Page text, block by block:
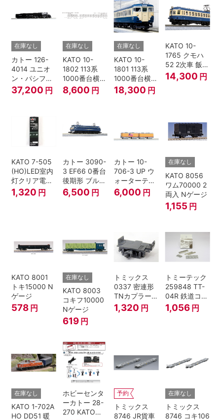
在庫なし
カトー 126-
4014 ユニオ
ン・パシフィ
ック鉄道 ビッ
グボーイ＃
37,200 円
在庫なし
KATO 10-
1802 113系
1000番台横須
賀・総武快速
線 増結4両セ
8,600 円
在庫なし
KATO 10-
1801 113系
1000番台横須
賀・総武快速
線 基本7両セ
18,300 円
KATO 10-
1765 クモハ
52 2次車 飯田
線 4両セット
Nゲージ
14,300 円
KATO 7-505
(HO)LED室内
灯クリア電球
色
1,320 円
カトー 3090-
3 EF66 0番台
後期形 ブルー
トレイン牽引
機
6,500 円
カトー 10-
706-3 UP ウ
ォーターテン
ダー 2両入
6,000 円
在庫なし
KATO 8056
ワム70000 2
両入 Nゲージ
1,155 円
KATO 8001
トキ15000 N
ゲージ
578 円
在庫なし
KATO 8003
コキフ10000
Nゲージ
619 円
トミックス
0337 密連形
TNカプラー
(6個入・SPタ
イプ)
1,320 円
トミーテック
259848 TT-
04R 鉄道コレ
クション
1,056 円
在庫なし
KATO 1-702A
HO DD51 暖
ホビーセンタ
ーカトー 28-
270 KATOナ
予約
トミックス
8746 JR貨車
在庫なし
トミックス
8746 コキ106